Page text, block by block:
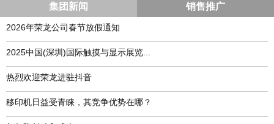
集团新闻 销售推广
2026年荣龙公司春节放假通知
​2025中国(深圳)国际触摸与显示展览...
热烈欢迎荣龙进驻抖音
移印机日益受青睐，其竞争优势在哪？